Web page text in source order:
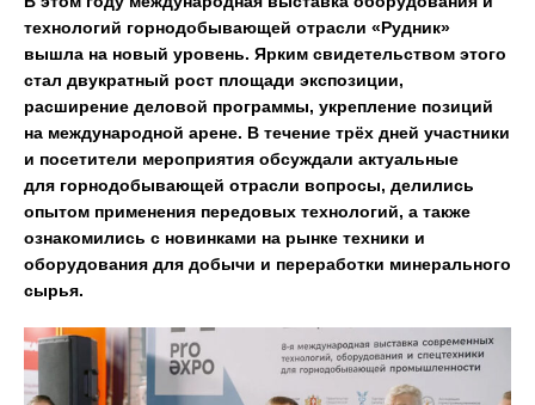
технологий горнодобывающей отрасли «Рудник»
вышла на новый уровень. Ярким свидетельством этого
стал двукратный рост площади экспозиции,
расширение деловой программы, укрепление позиций
на международной арене. В течение трёх дней участники
и посетители мероприятия обсуждали актуальные
для горнодобывающей отрасли вопросы, делились
опытом применения передовых технологий, а также
ознакомились с новинками на рынке техники и
оборудования для добычи и переработки минерального
сырья.